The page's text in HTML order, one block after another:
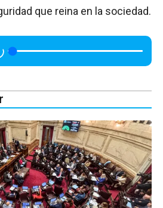
que reina en la sociedad.